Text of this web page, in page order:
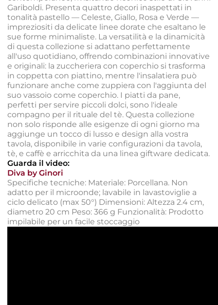
Gariboldi. Presenta quattro decori inaspettati in
tonalità pastello — Celeste, Giallo, Rosa e Verde —
impreziositi da delicate linee dorate che esaltano le
sue forme minimaliste. La versatilità e la dinamicità
di questa collezione si adattano perfettamente
all'uso quotidiano, offrendo combinazioni innovative
e originali: la zuccheriera con coperchio si trasforma
in coppetta con piattino, mentre l'insalatiera può
funzionare anche come zuppiera con l'aggiunta del
suo vassoio come coperchio. I piatti da pane,
perfetti per servire piccoli dolci, sono l'ideale
compagno per il rituale del tè. Questa collezione
non solo risponde alle esigenze di ogni giorno ma
aggiunge un tocco di lusso e design alla vostra
tavola, disponibile in varie configurazioni da tavola,
tè, e caffè e arricchita da una linea giftware dedicata.
Guarda il video:
Diva by Ginori
Specifiche tecniche: Materiale: Porcellana. Non
adatto per il microonde; lavabile in lavastoviglie a
ciclo delicato (max 50°) Dimensioni: Altezza 2.4 cm,
diametro 20 cm Peso: 366 g Funzionalità: Prodotto
impilabile per un facile stoccaggio